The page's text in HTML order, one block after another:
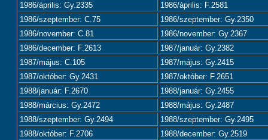
1986/április: Gy.2335
1986/április: F.2581
1986/szeptember: C.75
1986/szeptember: Gy.2350
1986/november: C.81
1986/november: Gy.2367
1986/december: F.2613
1987/január: Gy.2382
1987/május: C.105
1987/május: Gy.2415
1987/október: Gy.2431
1987/október: F.2651
1988/január: F.2670
1988/január: Gy.2455
1988/március: Gy.2472
1988/május: Gy.2487
1988/szeptember: Gy.2494
1988/szeptember: Gy.2495
1988/október: F.2706
1988/december: Gy.2519